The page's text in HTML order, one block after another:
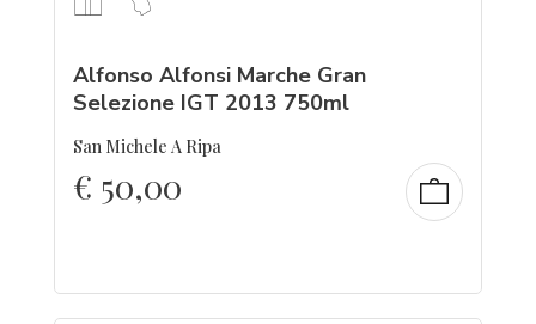
Alfonso Alfonsi Marche Gran
Selezione IGT 2013 750ml
San Michele A Ripa
€ 50,00